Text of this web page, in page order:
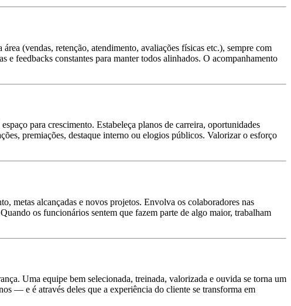
(vendas, retenção, atendimento, avaliações físicas etc.), sempre com
feedbacks constantes para manter todos alinhados. O acompanhamento
para crescimento. Estabeleça planos de carreira, oportunidades
premiações, destaque interno ou elogios públicos. Valorizar o esforço
metas alcançadas e novos projetos. Envolva os colaboradores nas
os funcionários sentem que fazem parte de algo maior, trabalham
Uma equipe bem selecionada, treinada, valorizada e ouvida se torna um
— e é através deles que a experiência do cliente se transforma em